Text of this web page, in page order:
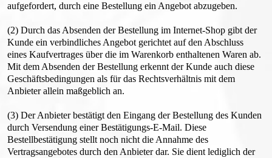
aufgefordert, durch eine Bestellung ein Angebot abzugeben.
(2) Durch das Absenden der Bestellung im Internet-Shop gibt der
Kunde ein verbindliches Angebot gerichtet auf den Abschluss
eines Kaufvertrages über die im Warenkorb enthaltenen Waren ab.
Mit dem Absenden der Bestellung erkennt der Kunde auch diese
Geschäftsbedingungen als für das Rechtsverhältnis mit dem
Anbieter allein maßgeblich an.
(3) Der Anbieter bestätigt den Eingang der Bestellung des Kunden
durch Versendung einer Bestätigungs-E-Mail. Diese
Bestellbestätigung stellt noch nicht die Annahme des
Vertragsangebotes durch den Anbieter dar. Sie dient lediglich der